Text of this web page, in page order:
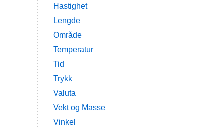
Hastighet
Lengde
Område
Temperatur
Tid
Trykk
Valuta
Vekt og Masse
Vinkel